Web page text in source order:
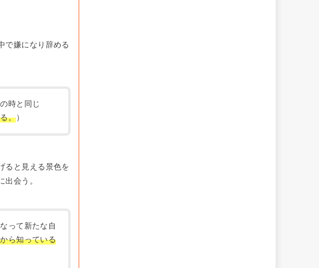
で嫌になり辞める
時と同じ
。）
ると見える景色を
会う。
って新たな自
ら知っている